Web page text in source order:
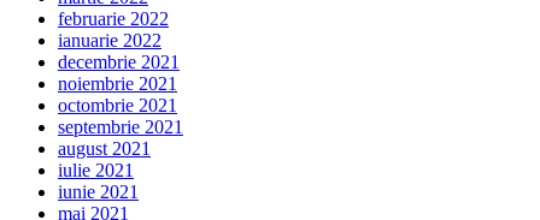
februarie 2022
ianuarie 2022
decembrie 2021
noiembrie 2021
octombrie 2021
septembrie 2021
august 2021
iulie 2021
iunie 2021
mai 2021